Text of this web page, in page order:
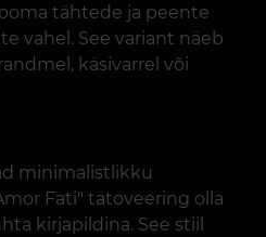
tähtede ja peente
vahel. See variant näeb
käsivarrel või
minimalistlikku
Fati" tätoveering olla
kirjapildina. See stiil